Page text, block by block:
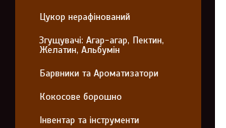
Цукор нерафінований
Згущувачі: Агар-агар, Пектин,
Желатин, Альбумін
Барвники та Ароматизатори
Кокосове борошно
Інвентар та інструменти